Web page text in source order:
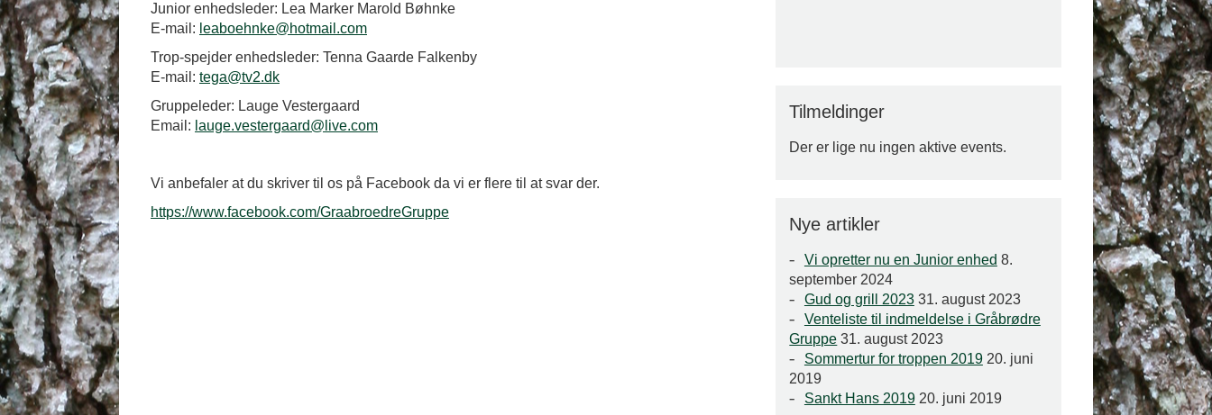
Junior enhedsleder: Lea Marker Marold Bøhnke
E-mail: leaboehnke@hotmail.com
Trop-spejder enhedsleder: Tenna Gaarde Falkenby
E-mail: tega@tv2.dk
Gruppeleder: Lauge Vestergaard
Email: lauge.vestergaard@live.com
Vi anbefaler at du skriver til os på Facebook da vi er flere til at svar der.
https://www.facebook.com/GraabroedreGruppe
Tilmeldinger
Der er lige nu ingen aktive events.
Nye artikler
Vi opretter nu en Junior enhed 8.
september 2024
Gud og grill 2023 31. august 2023
Venteliste til indmeldelse i Gråbrødre
Gruppe 31. august 2023
Sommertur for troppen 2019 20. juni
2019
Sankt Hans 2019 20. juni 2019